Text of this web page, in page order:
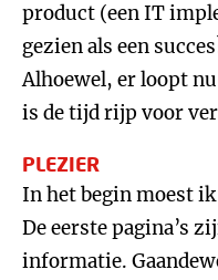
product (een IT
gezien als een
Alhoewel, er loopt
is de tijd rijp voor
PLEZIER
In het begin moest
De eerste pagina’s
informatie.